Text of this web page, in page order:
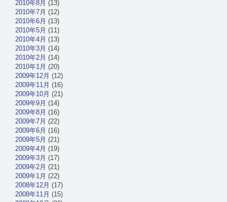
2010年8月 (13)
2010年7月 (12)
2010年6月 (13)
2010年5月 (11)
2010年4月 (13)
2010年3月 (14)
2010年2月 (14)
2010年1月 (20)
2009年12月 (12)
2009年11月 (16)
2009年10月 (21)
2009年9月 (14)
2009年8月 (16)
2009年7月 (22)
2009年6月 (16)
2009年5月 (21)
2009年4月 (19)
2009年3月 (17)
2009年2月 (21)
2009年1月 (22)
2008年12月 (17)
2008年11月 (15)